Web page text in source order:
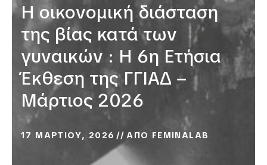
Η οικονομική διάσταση
της βίας κατά των
γυναικών : Η 6η Ετήσια
Έκθεση της ΓΓΙΑΔ –
Μάρτιος 2026
17 ΜΑΡΤΙΟΥ, 2026 ΑΠΟ FEMINALAB